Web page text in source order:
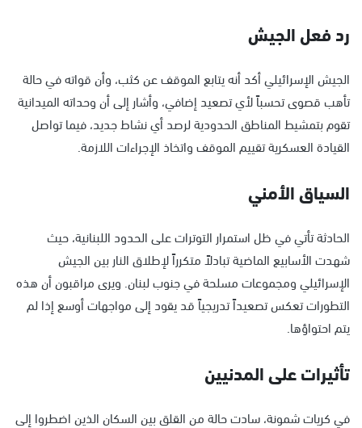
رد فعل الجيش
الجيش الإسرائيلي أكد أنه يتابع الموقف عن كثب، وأن قواته في حالة
تأهب قصوى تحسباً لأي تصعيد إضافي، وأشار إلى أن وحداته الميدانية
تقوم بتمشيط المناطق الحدودية لرصد أي نشاط جديد، فيما تواصل
القيادة العسكرية تقييم الموقف واتخاذ الإجراءات اللازمة.
السياق الأمني
الحادثة تأتي في ظل استمرار التوترات على الحدود اللبنانية، حيث
شهدت الأسابيع الماضية تبادلاً متكرراً لإطلاق النار بين الجيش
الإسرائيلي ومجموعات مسلحة في جنوب لبنان. ويرى مراقبون أن هذه
التطورات تعكس تصعيداً تدريجياً قد يقود إلى مواجهات أوسع إذا لم
يتم احتواؤها.
تأثيرات على المدنيين
في كريات شمونة، سادت حالة من القلق بين السكان الذين اضطروا إلى